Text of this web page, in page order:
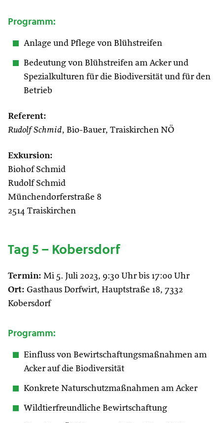
Programm:
Anlage und Pflege von Blühstreifen
Bedeutung von Blühstreifen am Acker und
Spezialkulturen für die Biodiversität und für den
Betrieb
Referent:
Rudolf Schmid, Bio-Bauer, Traiskirchen NÖ
Exkursion:
Biohof Schmid
Rudolf Schmid
Münchendorferstraße 8
2514 Traiskirchen
Tag 5 – Kobersdorf
Termin: Mi 5. Juli 2023, 9:30 Uhr bis 17:00 Uhr
Ort: Gasthaus Dorfwirt, Hauptstraße 18, 7332
Kobersdorf
Programm:
Einfluss von Bewirtschaftungsmaßnahmen am
Acker auf die Biodiversität
Konkrete Naturschutzmaßnahmen am Acker
Wildtierfreundliche Bewirtschaftung